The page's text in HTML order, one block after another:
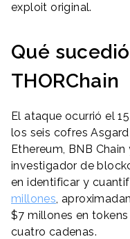
exploit original.
Qué
THORChain
El ataque ocurrió el
los seis cofres
Ethereum, BNB
investigador de
en identificar y
millones,
$7 millones en
cuatro cadenas.